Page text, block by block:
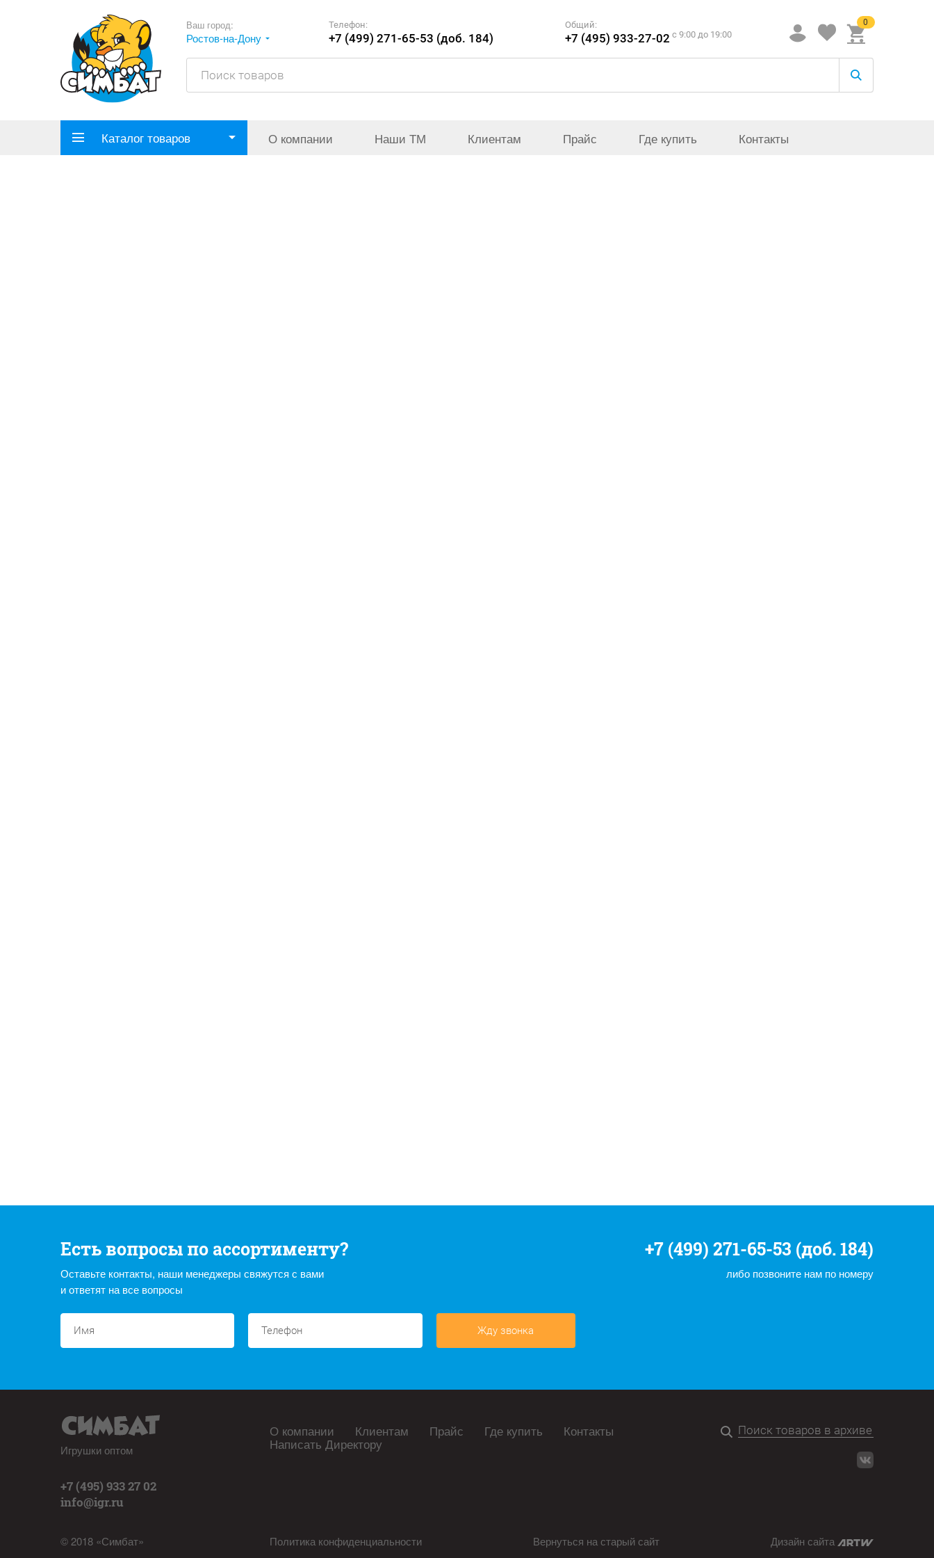
Ваш город:
Ростов-на-Дону
Телефон:
+7 (499) 271-65-53 (доб. 184)
Общий:
+7 (495) 933-27-02 c 9:00 до 19:00
0
Каталог товаров О компании Наши ТМ Клиентам Прайс Где купить Контакты
Есть вопросы по ассортименту?
Оставьте контакты, наши менеджеры свяжутся с вами
и ответят на все вопросы
+7 (499) 271-65-53 (доб. 184)
либо позвоните нам по номеру
Жду звонка
Игрушки оптом
+7 (495) 933 27 02
info@igr.ru
© 2018 «Симбат»
О компании Клиентам Прайс Где купить Контакты
Написать Директору
Политика конфиденциальности Вернуться на старый сайт Дизайн сайта